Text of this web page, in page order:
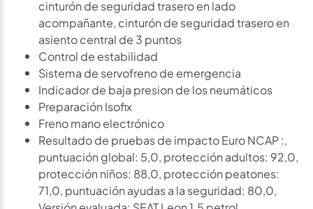
cinturón de seguridad trasero en lado
acompañante, cinturón de seguridad trasero en
asiento central de 3 puntos
Control de estabilidad
Sistema de servofreno de emergencia
Indicador de baja presion de los neumáticos
Preparación Isofix
Freno mano electrónico
Resultado de pruebas de impacto Euro NCAP :,
puntuación global: 5,0, protección adultos: 92,0,
protección niños: 88,0, protección peatones:
71,0, puntuación ayudas a la seguridad: 80,0,